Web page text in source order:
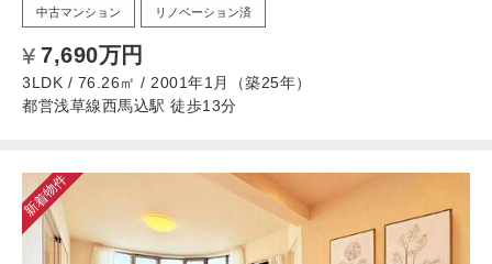
中古マンション リノベーション済
7,690万円
3LDK / 76.26㎡ / 2001年1月（築25年）
都営浅草線西馬込駅 徒歩13分
新着物件